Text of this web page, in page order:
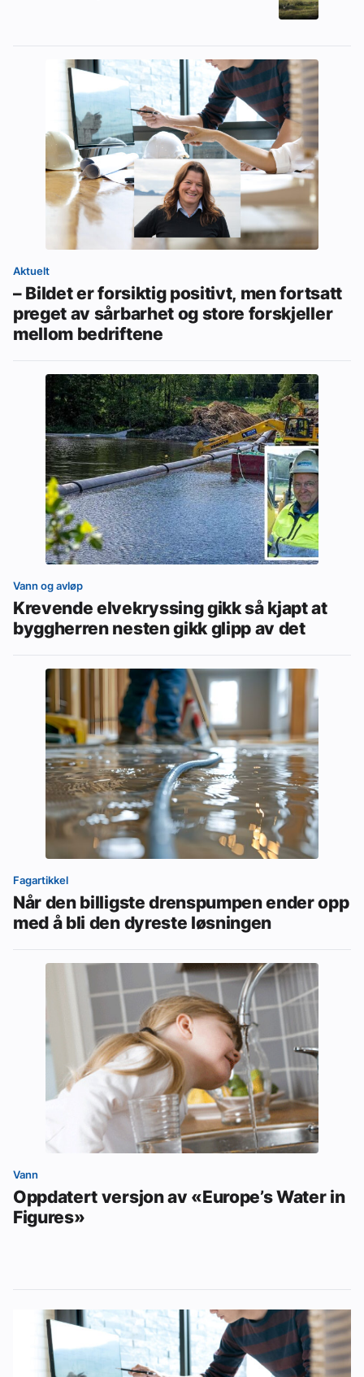
Aktuelt
– Bildet er forsiktig positivt, men fortsatt
preget av sårbarhet og store forskjeller
mellom bedriftene
Vann og avløp
Krevende elvekryssing gikk så kjapt at
byggherren nesten gikk glipp av det
Fagartikkel
Når den billigste drenspumpen ender opp
med å bli den dyreste løsningen
Vann
Oppdatert versjon av «Europe’s Water in
Figures»